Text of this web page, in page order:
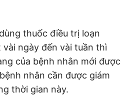
thuốc điều trị loạn
ngày đến vài tuần thì
của bệnh nhân mới được
nhân cần được giám
thời gian này.